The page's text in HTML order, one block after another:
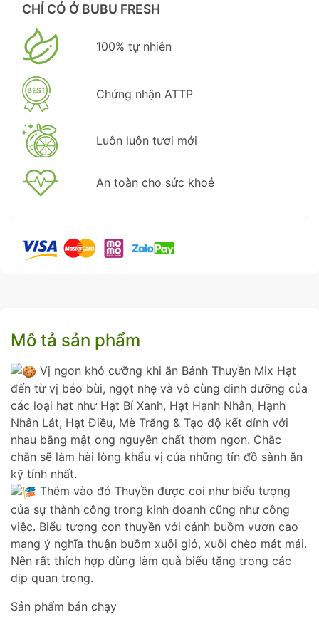
CHỈ CÓ Ở BUBU FRESH
100% tự nhiên
Chứng nhận ATTP
Luôn luôn tươi mới
An toàn cho sức khoẻ
Mô tả sản phẩm
Vị ngon khó cưỡng khi ăn Bánh Thuyền Mix Hạt
đến từ vị béo bùi, ngọt nhẹ và vô cùng dinh dưỡng của
các loại hạt như Hạt Bí Xanh, Hạt Hạnh Nhân, Hạnh
Nhân Lát, Hạt Điều, Mè Trắng & Tạo độ kết dính với
nhau bằng mật ong nguyên chất thơm ngon. Chắc
chắn sẽ làm hài lòng khẩu vị của những tín đồ sành ăn
kỹ tính nhất.
Thêm vào đó Thuyền được coi như biểu tượng
của sự thành công trong kinh doanh cũng như công
việc. Biểu tượng con thuyền với cánh buồm vươn cao
mang ý nghĩa thuận buồm xuôi gió, xuôi chèo mát mái.
Nên rất thích hợp dùng làm quà biếu tặng trong các
dịp quan trọng.
Sản phẩm bán chạy